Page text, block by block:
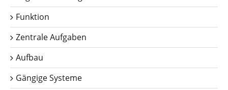
Funktion
Zentrale Aufgaben
Aufbau
Gängige Systeme